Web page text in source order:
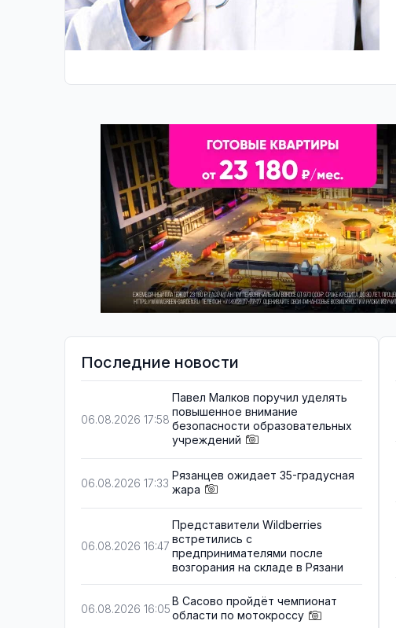
Последние новости
06.08.2026 17:58
Павел Малков поручил уделять
повышенное внимание
безопасности образовательных
учреждений
06.08.2026 17:33
Рязанцев ожидает 35-градусная
жара
06.08.2026 16:47
Представители Wildberries
встретились с
предпринимателями после
возгорания на складе в Рязани
06.08.2026 16:05
В Сасово пройдёт чемпионат
области по мотокроссу